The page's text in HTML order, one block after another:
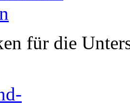
für die